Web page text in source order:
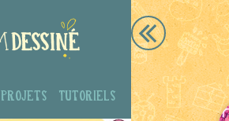
Projets Tutoriels